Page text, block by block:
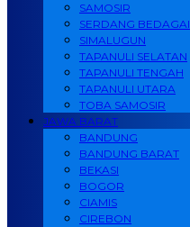
SAMOSIR
SERDANG BEDAGAI
SIMALUGUN
TAPANULI SELATAN
TAPANULI TENGAH
TAPANULI UTARA
TOBA SAMOSIR
JAWA BARAT
BANDUNG
BANDUNG BARAT
BEKASI
BOGOR
CIAMIS
CIREBON